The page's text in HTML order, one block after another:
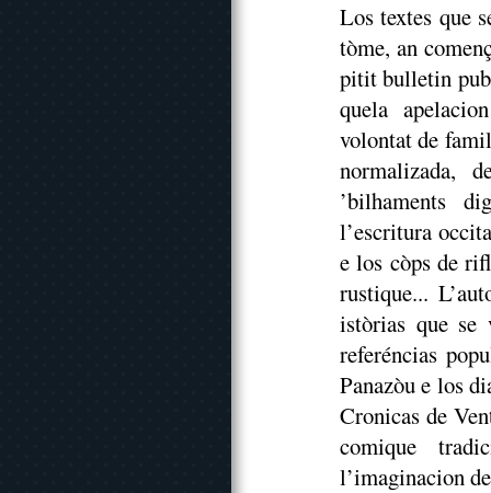
Los textes que
tòme, an
pitit bulletin
quela
volontat de
normalizada,
’bilhaments
l’escritura
e los còps de
rustique...
istòrias que se
referéncias
Panazòu e los
Cronicas de
comique
l’imaginacion